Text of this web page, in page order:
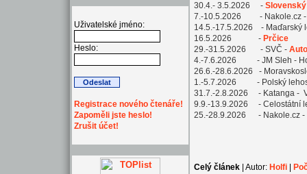
Uživatelské jméno:
Heslo:
Registrace nového čtenáře!
Zapoměli jste heslo!
Zrušit účet!
30.4.- 3.5.2026 -
7.-10.5.2026 - Nakole.cz
14.5.-17.5.2026 - Maďarský
16.5.2026 - Prčice
29.-31.5.2026 - SVČ -
4.-7.6.2026 - JM Sleh -
26.6.-28.6.2026 -
1.-5.7.2026 - Polský
31.7.-2.8.2026 - Katanga -
9.9.-13.9.2026 - Celostátní
25.-28.9.2026 - Nakole.cz -
Celý článek | Autor: Holfi